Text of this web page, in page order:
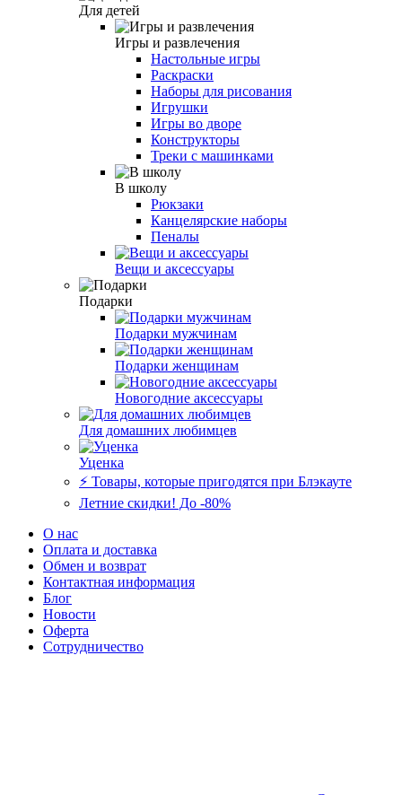
Для детей
Игры и развлечения
Настольные игры
Раскраски
Наборы для рисования
Игрушки
Игры во дворе
Конструкторы
Треки с машинками
В школу
Рюкзаки
Канцелярские наборы
Пеналы
Вещи и аксессуары
Подарки
Подарки мужчинам
Подарки женщинам
Новогодние аксессуары
Для домашних любимцев
Уценка
⚡️ Товары, которые пригодятся при Блэкауте
Летние скидки! До -80%
О нас
Оплата и доставка
Обмен и возврат
Контактная информация
Блог
Новости
Оферта
Сотрудничество